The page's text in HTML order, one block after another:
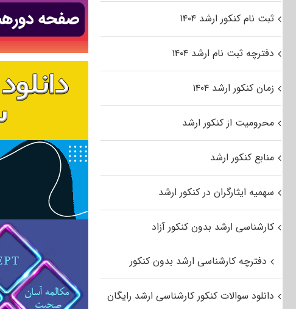
ثبت نام کنکور ارشد ۱۴۰۴
دفترچه ثبت نام ارشد ۱۴۰۴
زمان کنکور ارشد ۱۴۰۴
محرومیت از کنکور ارشد
منابع کنکور ارشد
سهمیه ایثارگران در کنکور ارشد
کارشناسی ارشد بدون کنکور آزاد
دفترچه کارشناسی ارشد بدون کنکور
دانلود سوالات کنکور کارشناسی ارشد رایگان